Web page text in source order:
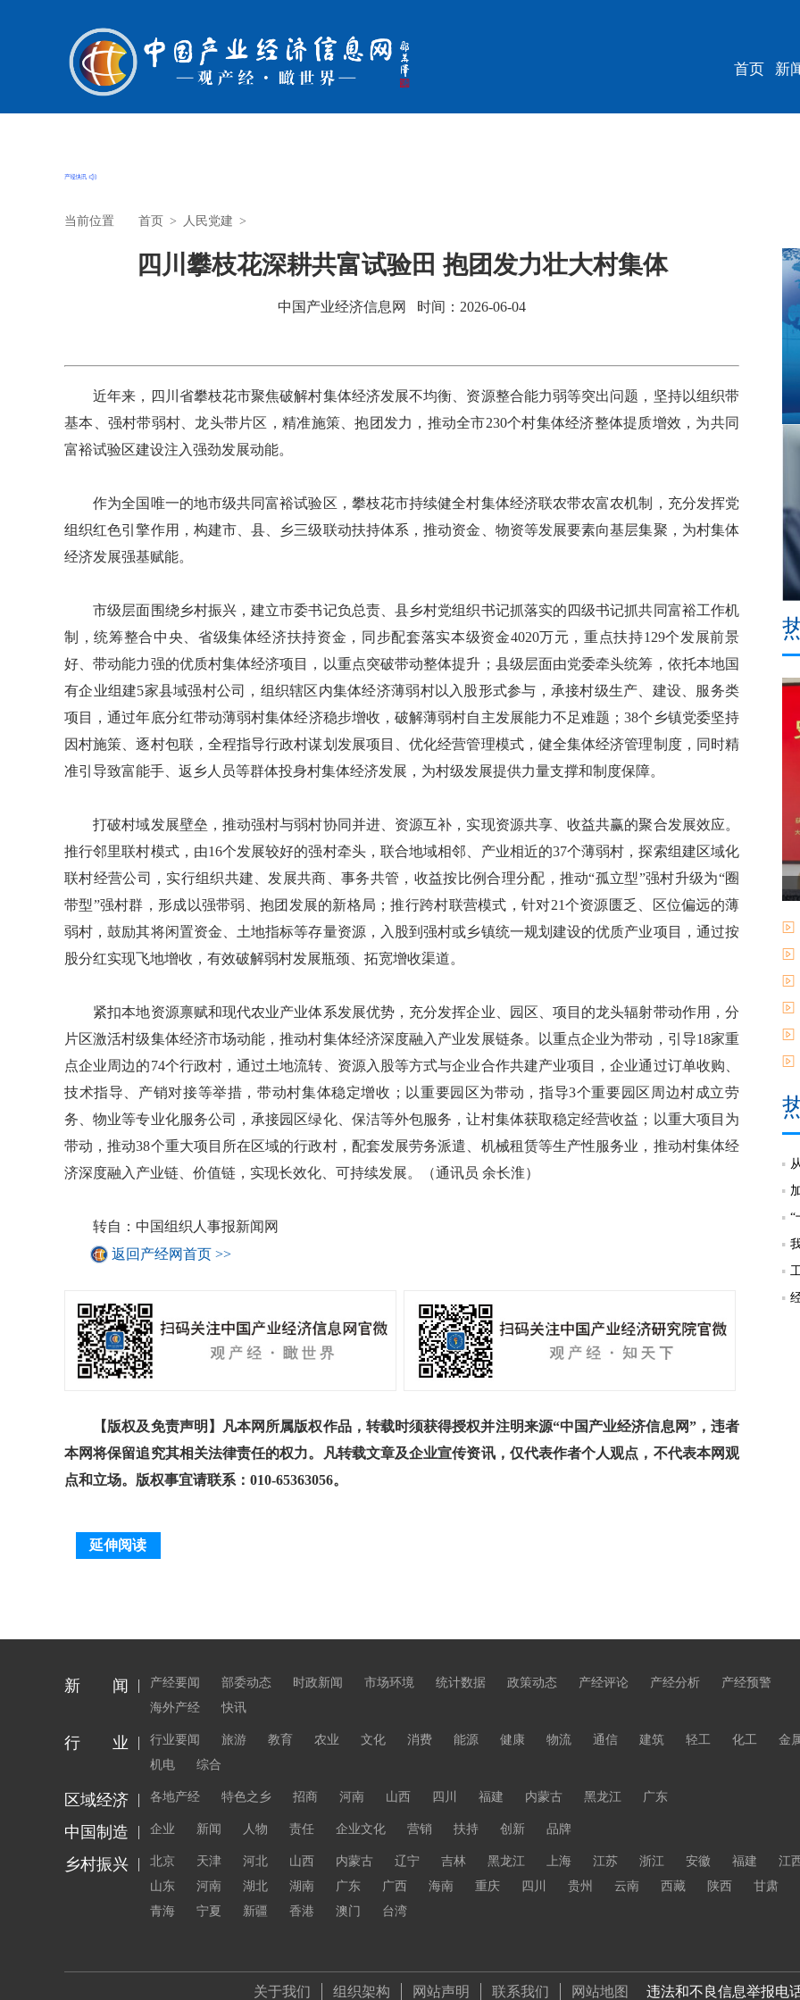
首页 新
当前位置 首页 > 人民党建 >
四川攀枝花深耕共富试验田 抱团发力壮大村集体
中国产业经济信息网 时间：2026-06-04
近年来，四川省攀枝花市聚焦破解村集体经济发展不均衡、资源整合能力弱等突出问题，坚持以组织带
基本、强村带弱村、龙头带片区，精准施策、抱团发力，推动全市230个村集体经济整体提质增效，为共同
富裕试验区建设注入强劲发展动能。
作为全国唯一的地市级共同富裕试验区，攀枝花市持续健全村集体经济联农带农富农机制，充分发挥党
组织红色引擎作用，构建市、县、乡三级联动扶持体系，推动资金、物资等发展要素向基层集聚，为村集体
经济发展强基赋能。
市级层面围绕乡村振兴，建立市委书记负总责、县乡村党组织书记抓落实的四级书记抓共同富裕工作机
制，统筹整合中央、省级集体经济扶持资金，同步配套落实本级资金4020万元，重点扶持129个发展前景
好、带动能力强的优质村集体经济项目，以重点突破带动整体提升；县级层面由党委牵头统筹，依托本地国
有企业组建5家县域强村公司，组织辖区内集体经济薄弱村以入股形式参与，承接村级生产、建设、服务类
项目，通过年底分红带动薄弱村集体经济稳步增收，破解薄弱村自主发展能力不足难题；38个乡镇党委坚持
因村施策、逐村包联，全程指导行政村谋划发展项目、优化经营管理模式，健全集体经济管理制度，同时精
准引导致富能手、返乡人员等群体投身村集体经济发展，为村级发展提供力量支撑和制度保障。
打破村域发展壁垒，推动强村与弱村协同并进、资源互补，实现资源共享、收益共赢的聚合发展效应。
推行邻里联村模式，由16个发展较好的强村牵头，联合地域相邻、产业相近的37个薄弱村，探索组建区域化
联村经营公司，实行组织共建、发展共商、事务共管，收益按比例合理分配，推动“孤立型”强村升级为“圈
带型”强村群，形成以强带弱、抱团发展的新格局；推行跨村联营模式，针对21个资源匮乏、区位偏远的薄
弱村，鼓励其将闲置资金、土地指标等存量资源，入股到强村或乡镇统一规划建设的优质产业项目，通过按
股分红实现飞地增收，有效破解弱村发展瓶颈、拓宽增收渠道。
紧扣本地资源禀赋和现代农业产业体系发展优势，充分发挥企业、园区、项目的龙头辐射带动作用，分
片区激活村级集体经济市场动能，推动村集体经济深度融入产业发展链条。以重点企业为带动，引导18家重
点企业周边的74个行政村，通过土地流转、资源入股等方式与企业合作共建产业项目，企业通过订单收购、
技术指导、产销对接等举措，带动村集体稳定增收；以重要园区为带动，指导3个重要园区周边村成立劳
务、物业等专业化服务公司，承接园区绿化、保洁等外包服务，让村集体获取稳定经营收益；以重大项目为
带动，推动38个重大项目所在区域的行政村，配套发展劳务派遣、机械租赁等生产性服务业，推动村集体经
济深度融入产业链、价值链，实现长效化、可持续发展。（通讯员 余长淮）
转自：中国组织人事报新闻网
返回产经网首页 >>
【版权及免责声明】凡本网所属版权作品，转载时须获得授权并注明来源“中国产业经济信息网”，违者
本网将保留追究其相关法律责任的权力。凡转载文章及企业宣传资讯，仅代表作者个人观点，不代表本网观
点和立场。版权事宜请联系：010-65363056。
延伸阅读
“
新 闻 产经要闻 部委动态 时政新闻 市场环境 统计数据 政策动态 产经评论 产经分析
产经预警
海外产经
快讯
行 业 行业要闻 旅游 教育 农业 文化 消费 能源 健康 物流 通信 建筑 轻工 化工
金
机电
综合
区域经济 各地产经 特色之乡 招商 河南 山西 四川 福建 内蒙古 黑龙江 广东
中国制造 企业 新闻 人物 责任 企业文化 营销 扶持 创新 品牌
乡村振兴 北京 天津 河北 山西 内蒙古 辽宁 吉林 黑龙江 上海 江苏 浙江 安徽 福建
江
山东
河南 湖北 湖南 广东 广西 海南 重庆 四川 贵州 云南 西藏 陕西
甘肃
青海
宁夏 新疆 香港 澳门 台湾
关于我们 组织架构 网站声明 联系我们 网站地图 违法和不良信息举报电